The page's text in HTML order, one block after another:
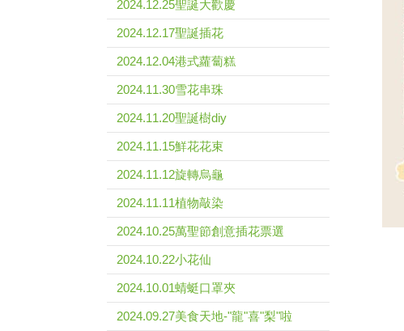
2024.12.25聖誕大歡慶
2024.12.17聖誕插花
2024.12.04港式蘿蔔糕
2024.11.30雪花串珠
2024.11.20聖誕樹diy
2024.11.15鮮花花束
2024.11.12旋轉烏龜
2024.11.11植物敲染
2024.10.25萬聖節創意插花票選
2024.10.22小花仙
2024.10.01蜻蜓口罩夾
2024.09.27美食天地-"龍"喜"梨"啦